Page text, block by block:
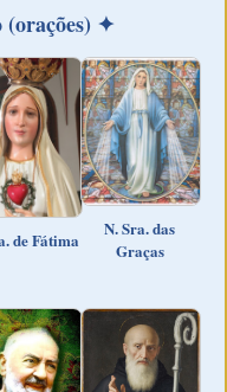
(orações) ✦
de Fátima
N. Sra. das
Graças